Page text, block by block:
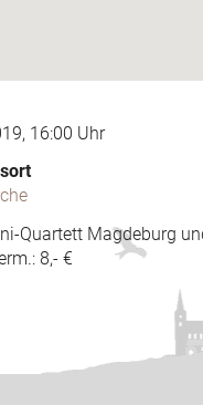
16:00 Uhr
Quartett Magdeburg
8,- €